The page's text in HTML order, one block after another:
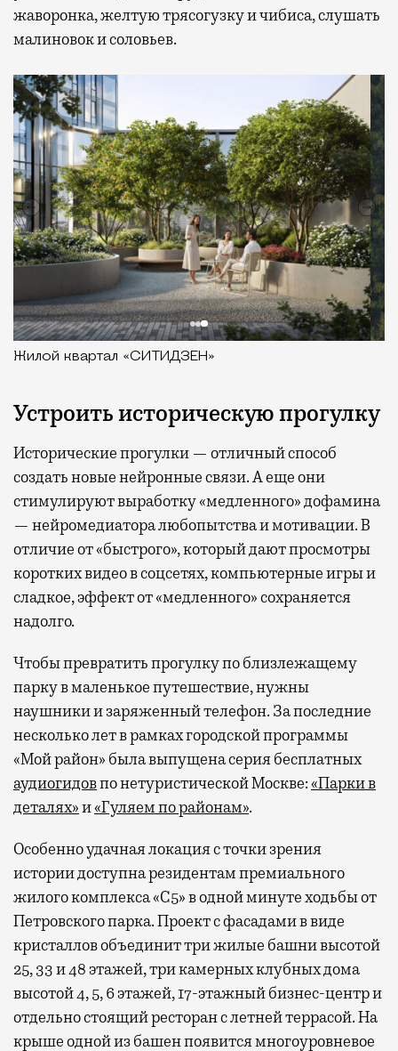
жаворонка, желтую трясогузку и чибиса, слушать
малиновок и соловьев.
Клубный дом «26 ПАРКВЬЮ»
Устроить историческую прогулку
Исторические прогулки — отличный способ
создать новые нейронные связи. А еще они
стимулируют выработку «медленного» дофамина
— нейромедиатора любопытства и мотивации. В
отличие от «быстрого», который дают просмотры
коротких видео в соцсетях, компьютерные игры и
сладкое, эффект от «медленного» сохраняется
надолго.
Чтобы превратить прогулку по близлежащему
парку в маленькое путешествие, нужны
наушники и заряженный телефон. За последние
несколько лет в рамках городской программы
«Мой район» была выпущена серия бесплатных
аудиогидовпо нетуристической Москве:«Парки в
деталях»и«Гуляем по районам».
Особенно удачная локация с точки зрения
истории доступна резидентам премиального
жилого комплекса «С5»в одной минуте ходьбы от
Петровского парка. Проект с фасадами в виде
кристаллов объединит три жилые башни высотой
25, 33 и 48 этажей, три камерных клубных дома
высотой 4, 5, 6 этажей, 17-этажный бизнес-центр и
отдельно стоящий ресторан с летней террасой. На
крыше одной из башен появится многоуровневое